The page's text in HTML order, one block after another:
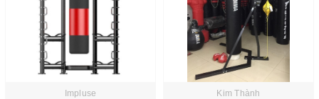
Impluse Kim Thành